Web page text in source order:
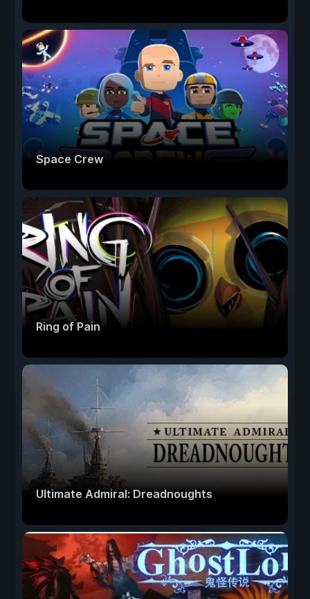
Space Crew
Ring of Pain
Ultimate Admiral: Dreadnoughts